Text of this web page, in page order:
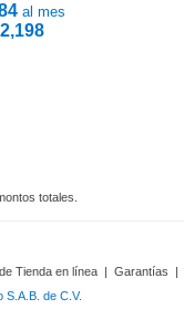
al mes
totales.
Tienda en línea | Garantías |
de C.V.